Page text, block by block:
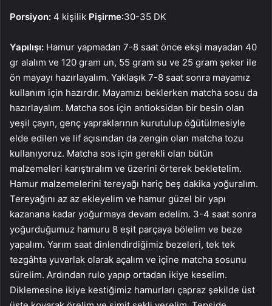
Porsiyon: 4 kişilik Pişirme:30-35 DK
Yapılışı: Hamur yapmadan 7-8 saat önce ekşi mayadan 40
gr alalım ve 120 gram un, 55 gram su ve 25 gram şeker ile
ön mayayı hazırlayalım. Yaklaşık 7-8 saat sonra mayamız
kullanım için hazırdır. Mayamızı beklerken matcha sosu da
hazırlayalım. Matcha sos için antioksidan bir besin olan
yeşil çayın, genç yapraklarının kurutulup öğütülmesiyle
elde edilen ve lif açısından da zengin olan matcha tozu
kullanıyoruz. Matcha sos için gerekli olan bütün
malzemeleri karıştıralım ve üzerini örterek bekletelim.
Hamur malzemelerini tereyağı hariç beş dakika yoğuralım.
Tereyağını az az ekleyelim ve hamur güzel bir yapı
kazanana kadar yoğurmaya devam edelim. 3-4 saat sonra
yoğurduğumuz hamuru 8 eşit parçaya bölelim ve beze
yapalım. Yarım saat dinlendirdiğimiz bezeleri, tek tek
tezgâhta yuvarlak olarak açalım ve içine matcha sosunu
sürelim. Ardından rulo yapıp ortadan ikiye keselim.
Diklemesine ikiye kestiğimiz hamurları çapraz şekilde üst